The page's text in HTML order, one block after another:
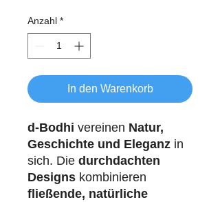
Anzahl *
In den Warenkorb
d-Bodhi vereinen Natur,
Geschichte und Eleganz in
sich. Die durchdachten
Designs kombinieren
fließende, natürliche